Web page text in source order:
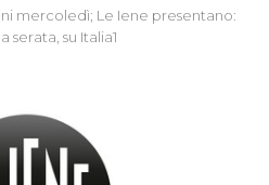
mercoledì; Le Iene presentano:
serata, su Italia1